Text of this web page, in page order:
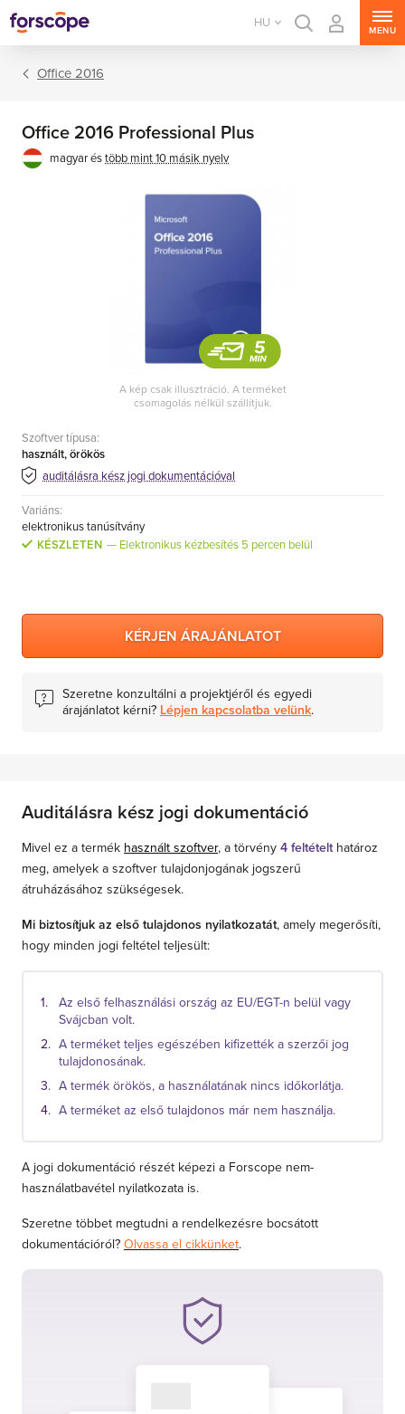
HU
MENU
Office 2016
Office 2016 Professional Plus
magyar éstöbb mint 10 másik nyelv
A kép csak illusztráció. A terméket
csomagolás nélkül szállítjuk.
Szoftver típusa:
használt, örökös
auditálásra kész jogi dokumentációval
Variáns:
elektronikus tanúsítvány
KÉSZLETEN
Elektronikus kézbesítés 5 percen belül
KÉRJEN ÁRAJÁNLATOT
Szeretne konzultálni a projektjéről és egyedi
árajánlatot kérni? Lépjen kapcsolatba velünk.
Auditálásra kész jogi dokumentáció
Mivel ez a termék használt szoftver, a törvény 4 feltételthatároz
meg, amelyek a szoftver tulajdonjogának jogszerű
átruházásához szükségesek.
Mi biztosítjuk az első tulajdonos nyilatkozatát, amely megerősíti,
hogy minden jogi feltétel teljesült:
Az első felhasználási ország az EU/EGT-n belül vagy
Svájcban volt.
A terméket teljes egészében kifizették a szerzői jog
tulajdonosának.
A termék örökös, a használatának nincs időkorlátja.
A terméket az első tulajdonos már nem használja.
A jogi dokumentáció részét képezi a Forscope nem-
használatbavétel nyilatkozata is.
Szeretne többet megtudni a rendelkezésre bocsátott
dokumentációról? Olvassa el cikkünket.